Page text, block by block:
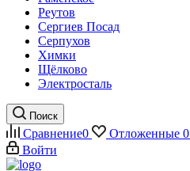
Реутов
Сергиев Посад
Серпухов
Химки
Щёлково
Электросталь
Поиск
Сравнение0 Отложенные 0
Войти